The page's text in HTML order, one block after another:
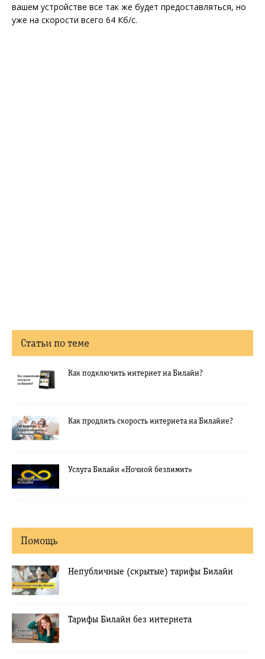
вашем устройстве все так же будет предоставляться, но
уже на скорости всего 64 Кб/с.
Статьи по теме
Как подключить интернет на Билайн?
Как продлить скорость интернета на Билайне?
Услуга Билайн «Ночной безлимит»
Помощь
Непубличные (скрытые) тарифы Билайн
Тарифы Билайн без интернета